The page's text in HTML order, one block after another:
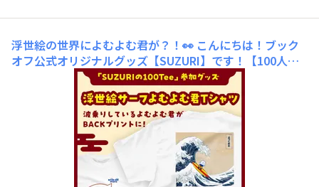
浮世絵の世界によむよむ君が？！👀 こんにちは！ブック
オフ公式オリジナルグッズ【SUZURI】です！【100人の
クリエイターによる夏の新作コレクション】今年はブック
オフ公式オリジナルグッズも参加します👕✨100Tee公式
サイトはこちら▼https://suzuri.jp/lp/100tee-2026
「夏」をテーマにした新作コレクション